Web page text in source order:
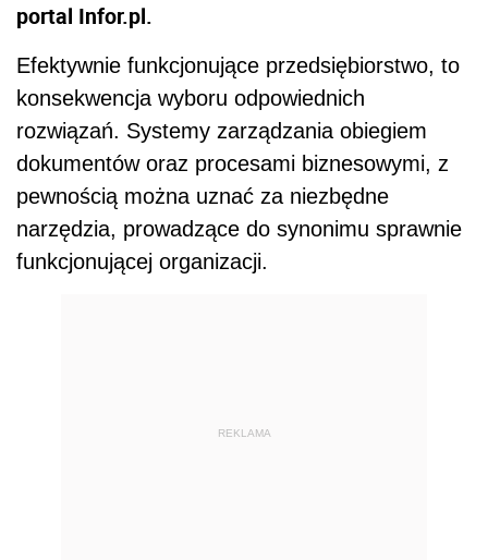
portal Infor.pl.
Efektywnie funkcjonujące przedsiębiorstwo, to
konsekwencja wyboru odpowiednich
rozwiązań. Systemy zarządzania obiegiem
dokumentów oraz procesami biznesowymi, z
pewnością można uznać za niezbędne
narzędzia, prowadzące do synonimu sprawnie
funkcjonującej organizacji.
REKLAMA